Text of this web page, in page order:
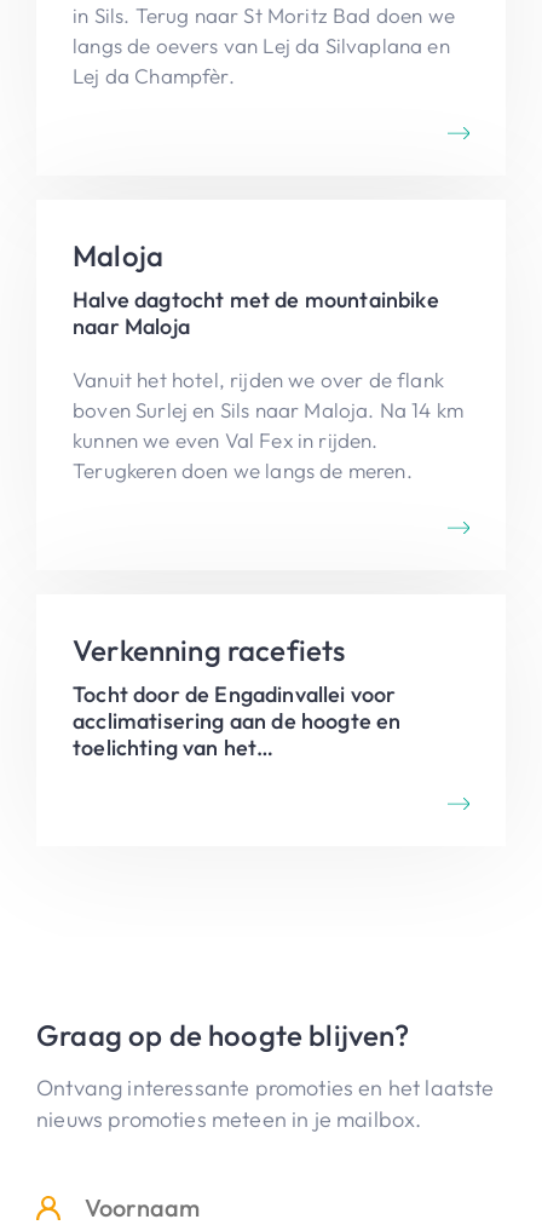
in Sils. Terug naar St Moritz Bad doen we
langs de oevers van Lej da Silvaplana en
Lej da Champfèr.
Maloja
Halve dagtocht met de mountainbike
naar Maloja
Vanuit het hotel, rijden we over de flank
boven Surlej en Sils naar Maloja. Na 14 km
kunnen we even Val Fex in rijden.
Terugkeren doen we langs de meren.
Verkenning racefiets
Tocht door de Engadinvallei voor
acclimatisering aan de hoogte en
toelichting van het
Graag op de hoogte blijven?
Ontvang interessante promoties en het laatste
nieuws promoties meteen in je mailbox.